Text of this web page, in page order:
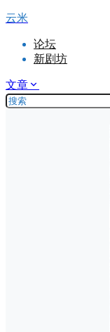
云米
论坛
新剧坊
文章